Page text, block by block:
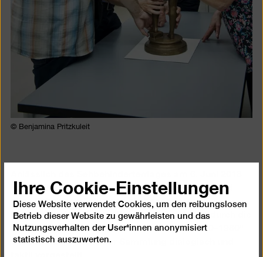
© Benjamina Pritzkuleit
hat die Berlinische Galerie Besucher*innen mit und
ohne Seheinschränkungen ein besonderes
Kunsterlebnis geboten: Bei einem Rundgang durch die
Sammlungspräsentation "Kunst in Berlin 1880–1980"
wurden Hauptwerke der Sammlung dialogisch und
Ihre Cookie-Einstellungen
Diese Website verwendet Cookies, um den reibungslosen
Betrieb dieser Website zu gewährleisten und das
Nutzungsverhalten der User*innen anonymisiert
statistisch auszuwerten.